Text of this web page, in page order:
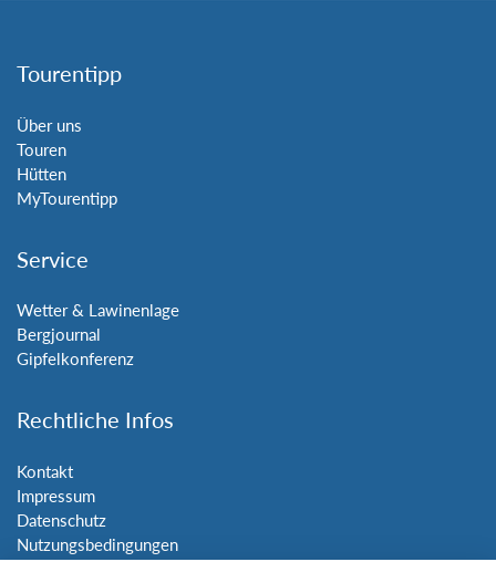
Tourentipp
Über uns
Touren
Hütten
MyTourentipp
Service
Wetter & Lawinenlage
Bergjournal
Gipfelkonferenz
Rechtliche Infos
Kontakt
Impressum
Datenschutz
Nutzungsbedingungen